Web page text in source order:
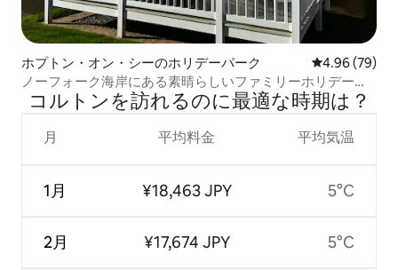
ホプトン・オン・シーのホリデーパーク レビュー79
4.96 (79)
ノーフォーク海岸にある素晴らしいファミリーホリデーホ
ーム
コルトンを訪⁠れ⁠るの⁠に最⁠適⁠な時⁠期⁠は⁠？
月
1月
2月
平均料金
¥18,463 JPY
¥17,674 JPY
平均気温
5°C
5°C